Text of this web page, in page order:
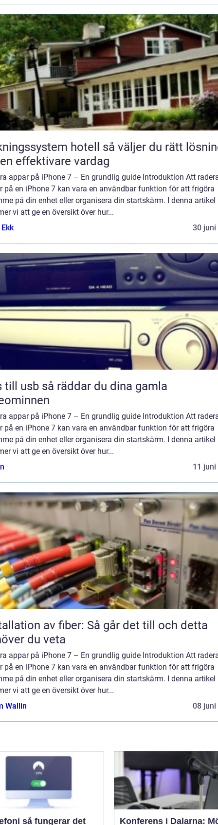
hotell så väljer du rätt lösning
effektivare vardag
appar på iPhone 7 – En grundlig guide Introduktion Att
på en iPhone 7 kan vara en användbar funktion för att frigöra
på din enhet eller organisera din startskärm. I denna artikel
vi att ge en översikt över hur...
30 juni
räddar du dina gamla
appar på iPhone 7 – En grundlig guide Introduktion Att
på en iPhone 7 kan vara en användbar funktion för att frigöra
på din enhet eller organisera din startskärm. I denna artikel
vi att ge en översikt över hur...
11 juni
av fiber: Så går det till och detta
du veta
appar på iPhone 7 – En grundlig guide Introduktion Att
på en iPhone 7 kan vara en användbar funktion för att frigöra
på din enhet eller organisera din startskärm. I denna artikel
vi att ge en översikt över hur...
Wallin
08 juni
det Konferens i Dalarna: